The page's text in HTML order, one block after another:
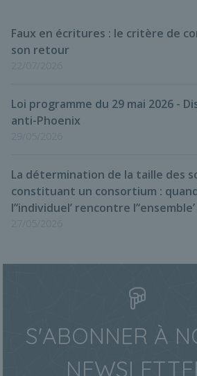
Faux en écritures : le critère de
son retour
Loi programme du 29 mai 2026 -
anti-Phoenix
La détermination de la taille des
constituant un consortium :
l’‘individuel’ rencontre l’‘ensemble’
S'ABONNER À